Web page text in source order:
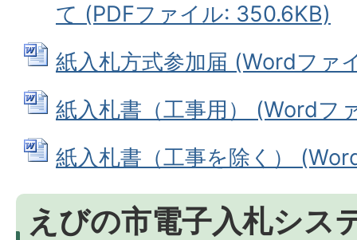
て (PDFファイル: 350.6KB)
紙入札方式参加届 (Wordファ
紙入札書（工事用） (Wordフ
紙入札書（工事を除く）
えびの市電子入札シス